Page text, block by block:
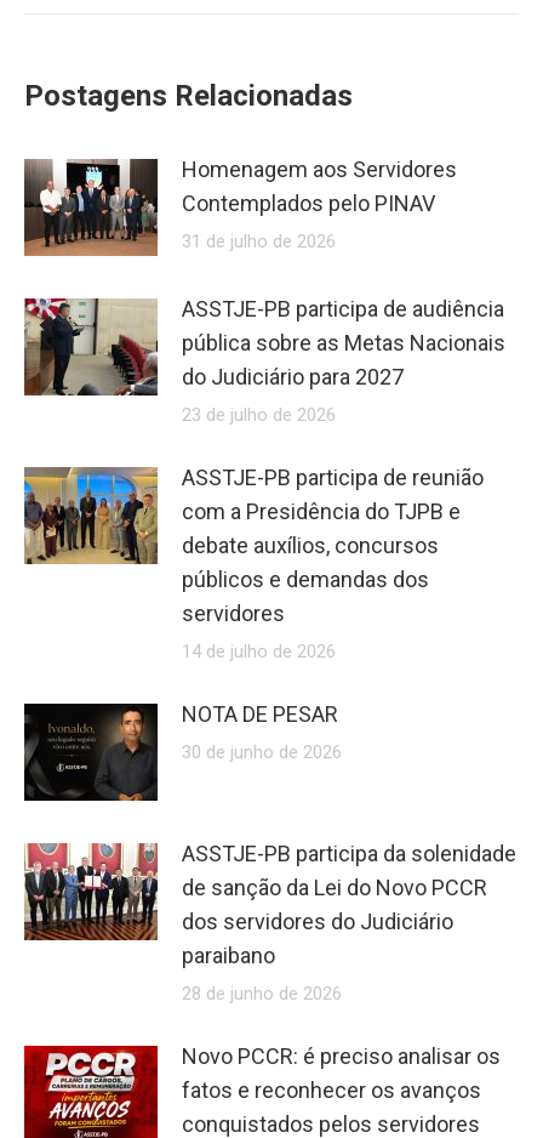
Postagens Relacionadas
Homenagem aos Servidores
Contemplados pelo PINAV
31 de julho de 2026
ASSTJE-PB participa de audiência
pública sobre as Metas Nacionais
do Judiciário para 2027
23 de julho de 2026
ASSTJE-PB participa de reunião
com a Presidência do TJPB e
debate auxílios, concursos
públicos e demandas dos
servidores
14 de julho de 2026
NOTA DE PESAR
30 de junho de 2026
ASSTJE-PB participa da solenidade
de sanção da Lei do Novo PCCR
dos servidores do Judiciário
paraibano
28 de junho de 2026
Novo PCCR: é preciso analisar os
fatos e reconhecer os avanços
conquistados pelos servidores